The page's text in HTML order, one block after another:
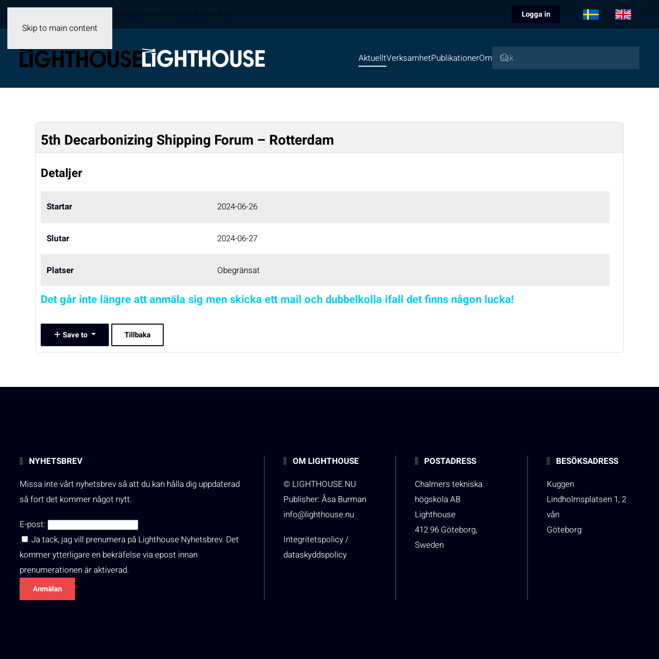
Skip to main content
Logga in
AktuelltVerksamhetPublikationerOm
5th Decarbonizing Shipping Forum – Rotterdam
Detaljer
Startar 2024-06-26
Slutar 2024-06-27
Platser Obegränsat
Det går inte längre att anmäla sig men skicka ett mail och dubbelkolla ifall det finns någon lucka!
Save to Tillbaka
NYHETSBREV
Missa inte vårt nyhetsbrev så att du kan hålla dig uppdaterad
så fort det kommer något nytt.
E-post:
Ja tack, jag vill prenumera på Lighthouse Nyhetsbrev. Det
kommer ytterligare en bekräfelse via epost innan
prenumerationen är aktiverad.
OM LIGHTHOUSE
© LIGHTHOUSE.NU
Publisher: Åsa Burman
info@lighthouse.nu
Integritetspolicy /
dataskyddspolicy
POSTADRESS
Chalmers tekniska
högskola AB
Lighthouse
412 96 Göteborg,
Sweden
BESÖKSADRESS
Kuggen
Lindholmsplatsen 1, 2
vån
Göteborg